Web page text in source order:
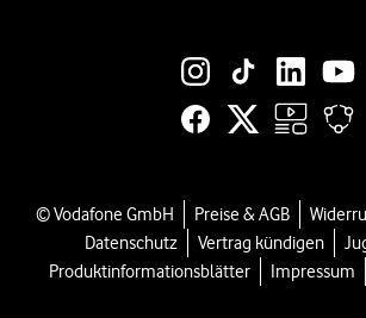
© Vodafone GmbH Preise & AGB
Datenschutz
Vertrag kündigen
Produktinformationsblätter
Impressum